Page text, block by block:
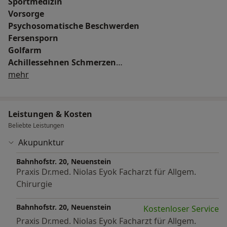
Vorsorge
Psychosomatische Beschwerden
Fersensporn
Golfarm
Achillessehnen Schmerzen
Tennisarm
mehrÜber mich
Leistungen & Kosten
Beliebte Leistungen
Akupunktur
Bahnhofstr. 20, Neuenstein
Praxis Dr.med. Niolas Eyok Facharzt für Allgem.
Chirurgie
Bahnhofstr. 20, Neuenstein
Kostenloser Service
Praxis Dr.med. Niolas Eyok Facharzt für Allgem.